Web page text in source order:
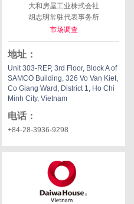
大和房屋工业株式会社
胡志明常驻代表事务所
市场调查
地址 ：
Unit 303-REP, 3rd Floor, Block A of
SAMCO Building, 326 Vo Van Kiet,
Co Giang Ward, District 1, Ho Chi
Minh City, Vietnam
电话 ：
+84-28-3936-9298